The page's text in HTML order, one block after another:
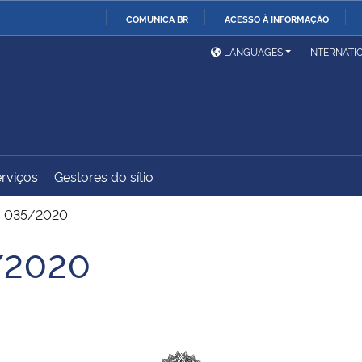
COMUNICA BR ACESSO À INFORMAÇÃO
Ministério da Defesa
Ministério das Relações
Exteriores
Ministério do
Desenvolvimento Regional
Advocacia-Geral da União
LANGUAGES
Gestores do sítio
035/2020